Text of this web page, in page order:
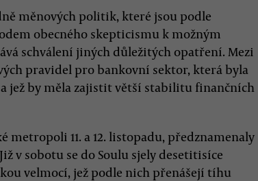
měnových politik, které jsou podle
obecného skepticismu k možným
schválení jiných důležitých opatření. Mezi
pravidel pro bankovní sektor, která byla
jež by měla zajistit větší stabilitu finančních
11. a 12. listopadu, předznamenaly
v sobotu se do Soulu sjely desetitisíce
velmocí, jež podle nich přenášejí tíhu